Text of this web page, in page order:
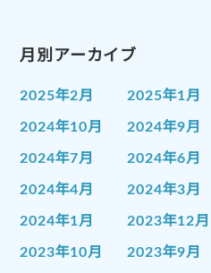
月別アーカイブ
2025年2月 2025年1月
2024年10月 2024年9月
2024年7月 2024年6月
2024年4月 2024年3月
2024年1月 2023年12月
2023年10月 2023年9月